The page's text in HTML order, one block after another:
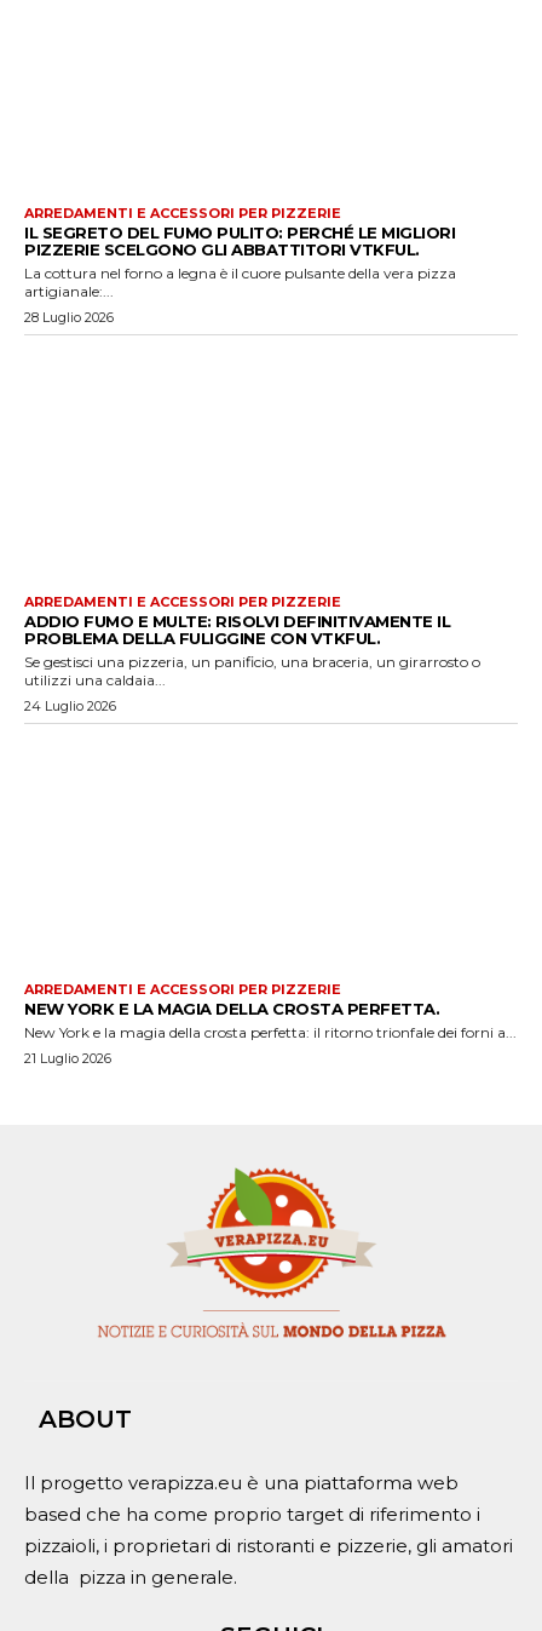
ARREDAMENTI E ACCESSORI PER PIZZERIE
IL SEGRETO DEL FUMO PULITO: PERCHÉ LE MIGLIORI
PIZZERIE SCELGONO GLI ABBATTITORI VTKFUL.
La cottura nel forno a legna è il cuore pulsante della vera pizza
artigianale:...
28 Luglio 2026
ARREDAMENTI E ACCESSORI PER PIZZERIE
ADDIO FUMO E MULTE: RISOLVI DEFINITIVAMENTE IL
PROBLEMA DELLA FULIGGINE CON VTKFUL.
Se gestisci una pizzeria, un panificio, una braceria, un girarrosto o
utilizzi una caldaia...
24 Luglio 2026
ARREDAMENTI E ACCESSORI PER PIZZERIE
NEW YORK E LA MAGIA DELLA CROSTA PERFETTA.
New York e la magia della crosta perfetta: il ritorno trionfale dei forni a...
21 Luglio 2026
ABOUT
Il progetto verapizza.eu è una piattaforma web
based che ha come proprio target di riferimento i
pizzaioli, i proprietari di ristoranti e pizzerie, gli amatori
della pizza in generale.